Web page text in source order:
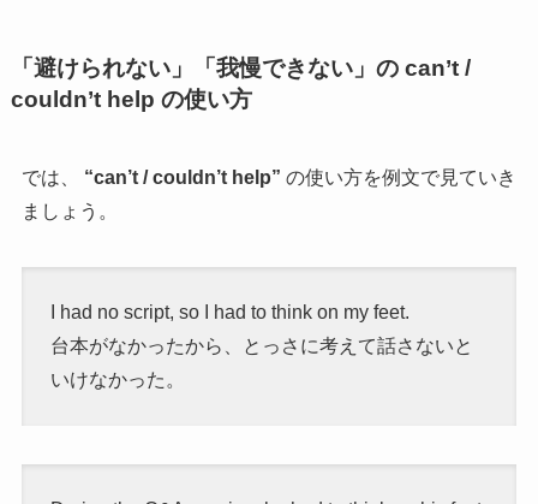
「避けられない」「我慢できない」の can’t /
couldn’t help の使い方
では、 “can’t / couldn’t help” の使い方を例文で見ていき
ましょう。
I had no script, so I had to think on my feet.
台本がなかったから、とっさに考えて話さないと
いけなかった。